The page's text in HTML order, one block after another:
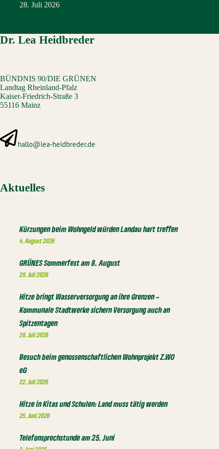
28. Juli 2026
Dr. Lea Heidbreder
BÜNDNIS 90/DIE GRÜNEN
Landtag Rheinland-Pfalz
Kaiser-Friedrich-Straße 3
55116 Mainz
hallo@lea-heidbreder.de
Aktuelles
Kürzungen beim Wohngeld würden Landau hart treffen
4. August 2026
GRÜNES Sommerfest am 8. August
29. Juli 2026
Hitze bringt Wasserversorgung an ihre Grenzen –
Kommunale Stadtwerke sichern Versorgung auch an
Spitzentagen
28. Juli 2026
Besuch beim genossenschaftlichen Wohnprojekt Z.WO
eG
22. Juli 2026
Hitze in Kitas und Schulen: Land muss tätig werden
25. Juni 2026
Telefonsprechstunde am 25. Juni